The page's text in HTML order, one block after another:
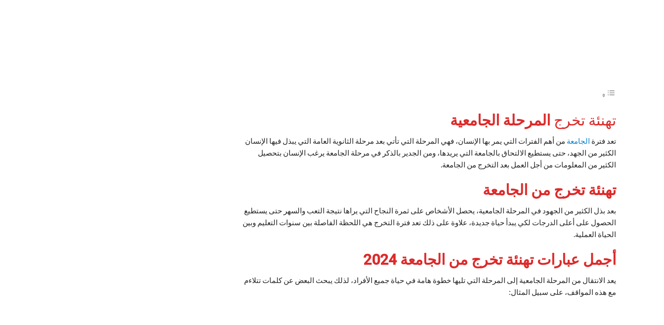
تهنئة تخرج المرحلة الجامعية
تعد فترة الجامعة من أهم الفترات التي يمر بها الإنسان، فهي المرحلة التي تأتي بعد مرحلة الثانوية العامة التي يبذل فيها الإنسان
الكثير من الجهد، حتى يستطيع الالتحاق بالجامعة التي يريدها، ومن الجدير بالذكر في مرحلة الجامعة يرغب الإنسان بتحصيل
الكثير من المعلومات من أجل العمل بعد التخرج من الجامعة.
تهنئة تخرج من الجامعة
بعد بذل الكثير من الجهود في المرحلة الجامعية، يحصل الأشخاص على ثمرة النجاح التي يراها نتيجة التعب والسهر حتى يستطيع
الحصول على أعلى الدرجات لكي يبدأ حياة جديدة، علاوة على ذلك تعد فترة التخرج هي اللحظة الفاصلة بين سنوات التعليم وبين
الحياة العملية.
أجمل عبارات تهنئة تخرج من الجامعة 2024
يعد الانتقال من المرحلة الجامعية إلى المرحلة التي تليها خطوة هامة في حياة جميع الأفراد، لذلك يبحث البعض عن كلمات تتلاءم
مع هذه المواقف، على سبيل المثال: